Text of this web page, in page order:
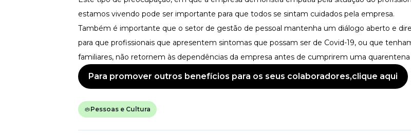
estamos vivendo pode ser importante para que todos se sintam cuidados pela empresa.
Também é importante que o setor de gestão de pessoal mantenha um diálogo aberto e
para que profissionais que apresentem sintomas que possam ser de Covid-19, ou que
familiares, não retornem às dependências da empresa antes de cumprirem uma quarentena
Para promover outros benefícios para os seus colaboradores,clique aqui
Pessoas e Cultura